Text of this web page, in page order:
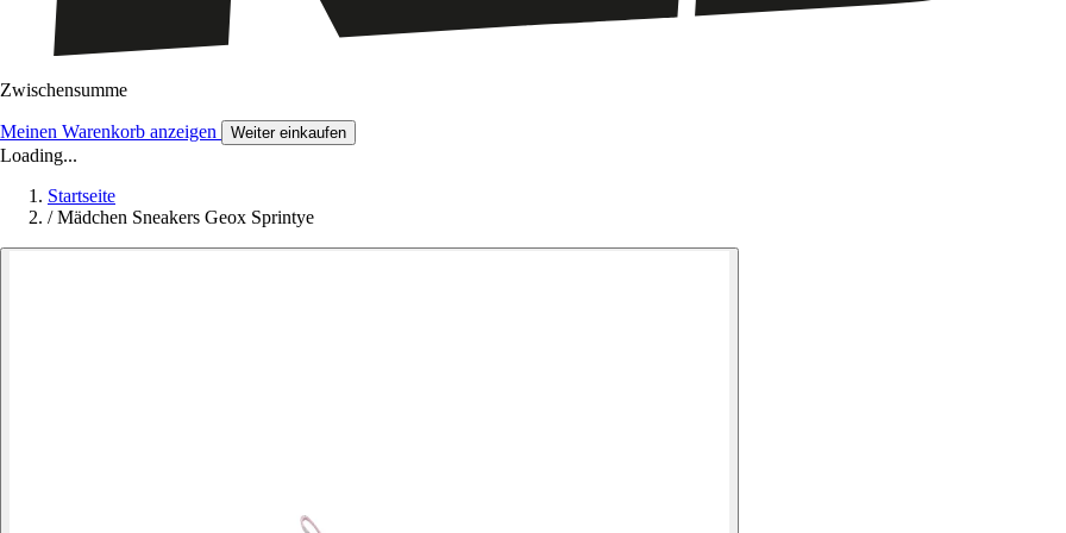
Zwischensumme
Meinen Warenkorb anzeigen Weiter einkaufen
Loading...
Startseite
/ Mädchen Sneakers Geox Sprintye